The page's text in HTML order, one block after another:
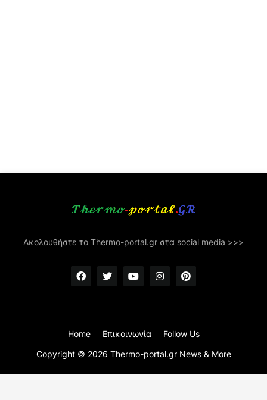
Ακολουθήστε το Thermo-portal.gr στα social media >>>
Copyright © 2026 Thermo-portal.gr News & More
Home Επικοινωνία Follow Us